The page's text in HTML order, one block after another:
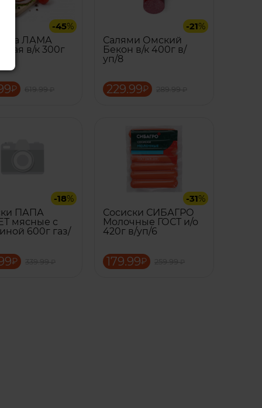
-45%
ЛАМА
в/к 300г
₽
-21%
Салями Омский
Бекон в/к 400г в/
уп/8
229.99₽
-18%
ПАПА
мясные с
600г газ/
₽
-31%
Сосиски СИБАГРО
Молочные ГОСТ и/о
420г в/уп/6
179.99₽